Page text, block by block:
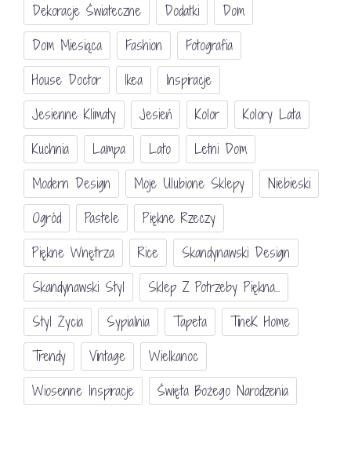
Dekoracje Świateczne
Dodatki
Dom
Dom Miesiąca
Fashion
Fotografia
House Doctor
Ikea
Inspiracje
Jesienne Klimaty
Jesień Kolor
Kolory Lata
Kuchnia
Lampa Lato
Letni Dom
Modern Design
Moje Ulubione Sklepy
Niebieski
Ogród
Pastele
Piękne Rzeczy
Piękne Wnętrza
Rice
Skandynawski Design
Skandynawski Styl
Sklep Z Potrzeby Piękna...
Styl Życia
Sypialnia Tapeta
TineK Home
Trendy
Vintage
Wielkanoc
Wiosenne Inspiracje
Święta Bożego Narodzenia